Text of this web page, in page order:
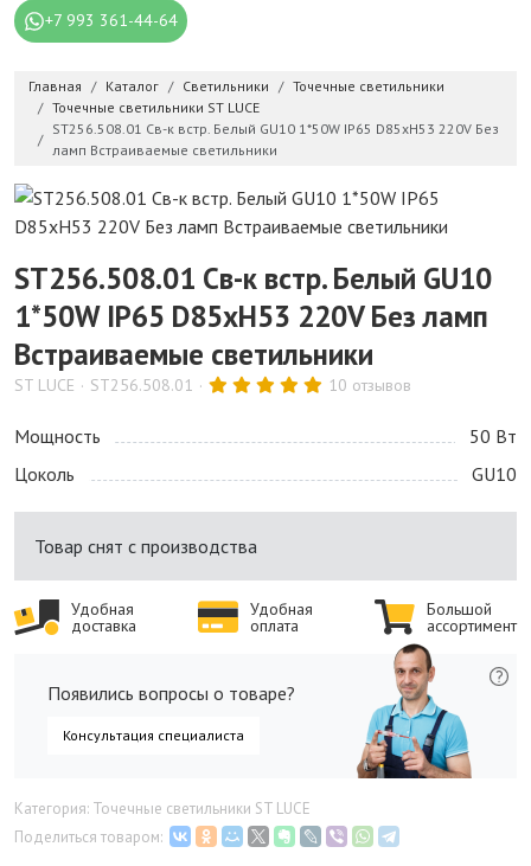
+7 993 361-44-64
Главная Каталог Светильники
Точечные светильники
Точечные светильники ST LUCE
ST256.508.01 Св-к встр. Белый GU10 1*50W IP65 D85xH53 220V Без
ламп Встраиваемые светильники
ST256.508.01 Св-к встр. Белый GU10
1*50W IP65 D85xH53 220V Без ламп
Встраиваемые светильники
ST LUCE ST256.508.01 10 отзывов
Мощность
50 Bт
Цоколь
GU10
Товар снят с производства
Удобная
доставка
Удобная
оплата
Большой
ассортимент
Появились вопросы о товаре?
Консультация специалиста
Категория: Точечные светильники ST LUCE
Поделиться товаром: